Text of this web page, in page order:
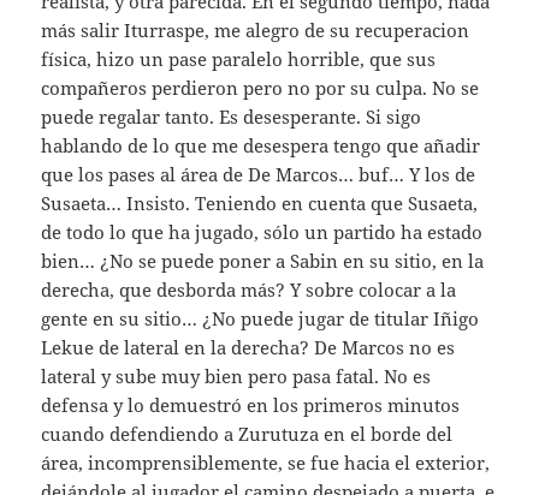
más salir Iturraspe, me alegro de su recuperacion
física, hizo un pase paralelo horrible, que sus
compañeros perdieron pero no por su culpa. No se
puede regalar tanto. Es desesperante. Si sigo
hablando de lo que me desespera tengo que añadir
que los pases al área de De Marcos… buf… Y los de
Susaeta… Insisto. Teniendo en cuenta que Susaeta,
de todo lo que ha jugado, sólo un partido ha estado
bien… ¿No se puede poner a Sabin en su sitio, en la
derecha, que desborda más? Y sobre colocar a la
gente en su sitio… ¿No puede jugar de titular Iñigo
Lekue de lateral en la derecha? De Marcos no es
lateral y sube muy bien pero pasa fatal. No es
defensa y lo demuestró en los primeros minutos
cuando defendiendo a Zurutuza en el borde del
área, incomprensiblemente, se fue hacia el exterior,